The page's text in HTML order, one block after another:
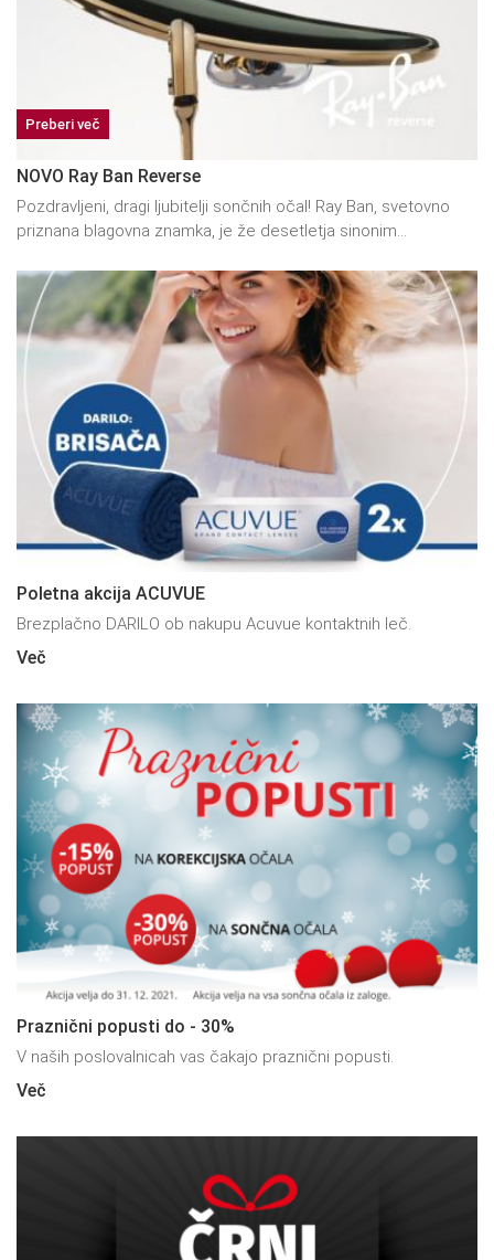
Preberi več
NOVO Ray Ban Reverse
Pozdravljeni, dragi ljubitelji sončnih očal! Ray Ban, svetovno
priznana blagovna znamka, je že desetletja sinonim...
Poletna akcija ACUVUE
Brezplačno DARILO ob nakupu Acuvue kontaktnih leč.
Več
Praznični popusti do - 30%
V naših poslovalnicah vas čakajo praznični popusti.
Več